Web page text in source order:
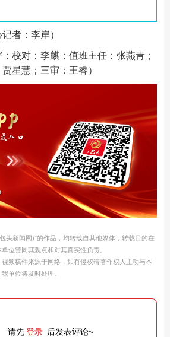
者：李岸）
；校对：李麒；值班主任：张燕青；
星慧；三审：王睿）
头新闻网)”的作品，均转载自其他媒体，转载目的在
位赞同其观点和对其真实性负责。
频稿件来源于网络，如有侵权请著作权人主动与本
单位将及时处理。
请先登录 后发表评论~